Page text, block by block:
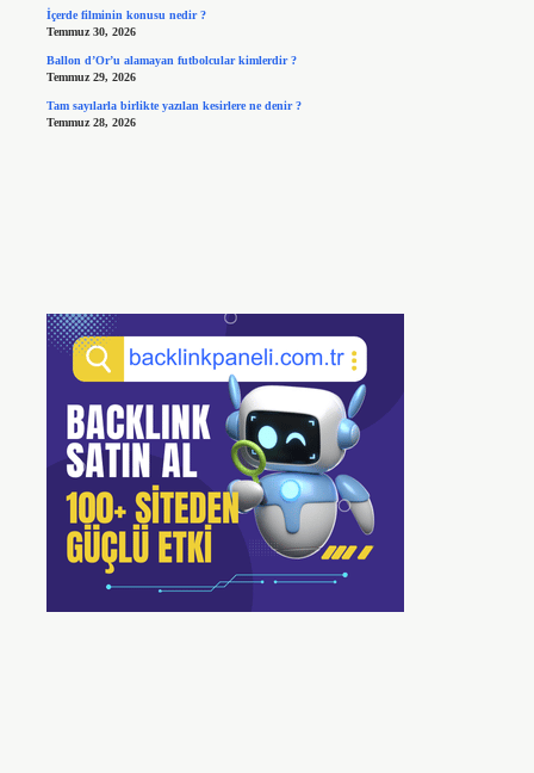
İçerde filminin konusu nedir ?
Temmuz 30, 2026
Ballon d’Or’u alamayan futbolcular kimlerdir ?
Temmuz 29, 2026
Tam sayılarla birlikte yazılan kesirlere ne denir ?
Temmuz 28, 2026